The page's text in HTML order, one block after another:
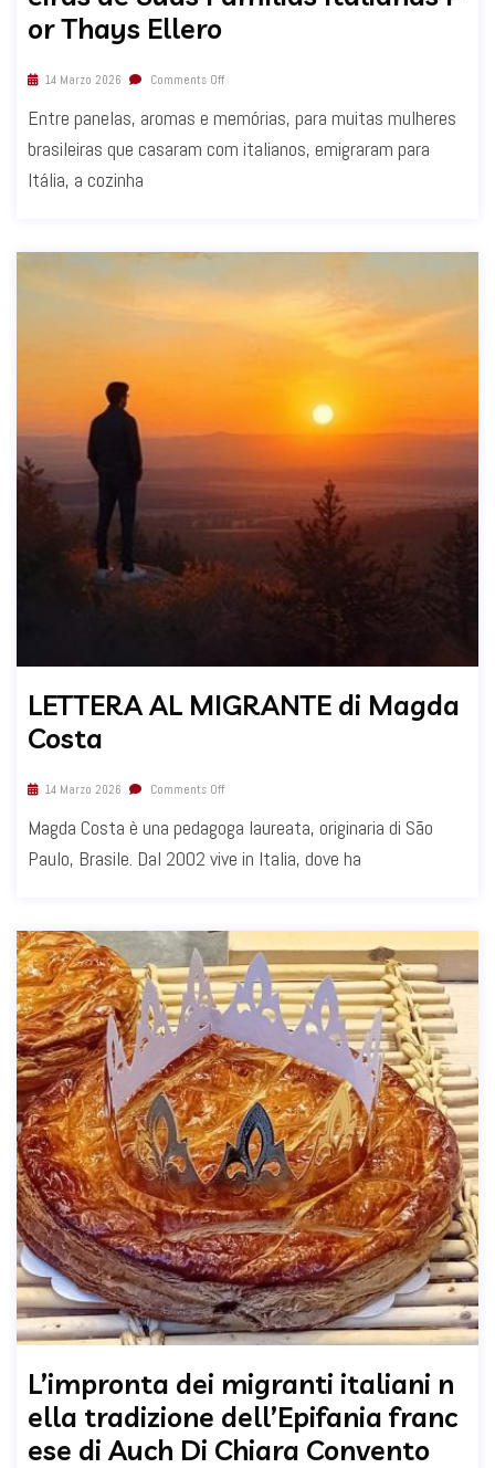
or Thays Ellero
14 Marzo 2026 Comments Off
Entre panelas, aromas e memórias, para muitas mulheres
brasileiras que casaram com italianos, emigraram para
Itália, a cozinha
LETTERA AL MIGRANTE di Magda
Costa
14 Marzo 2026 Comments Off
Magda Costa è una pedagoga laureata, originaria di São
Paulo, Brasile. Dal 2002 vive in Italia, dove ha
L’impronta dei migranti italiani n
ella tradizione dell’Epifania franc
ese di Auch Di Chiara Convento